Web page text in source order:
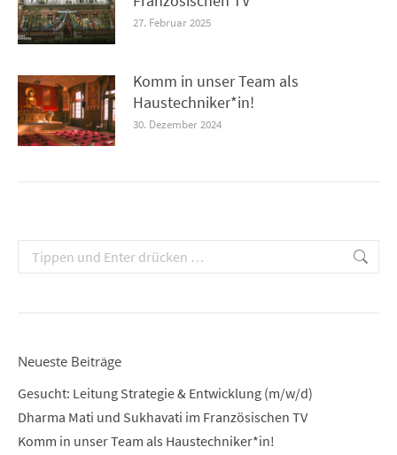
27. Februar 2025
Komm in unser Team als
Haustechniker*in!
30. Dezember 2024
Search:
Neueste Beiträge
Gesucht: Leitung Strategie & Entwicklung (m/w/d)
Dharma Mati und Sukhavati im Französischen TV
Komm in unser Team als Haustechniker*in!